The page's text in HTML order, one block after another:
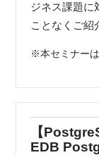
ジネス課題に
ことなくご紹
※本セミナーは
【
EDB